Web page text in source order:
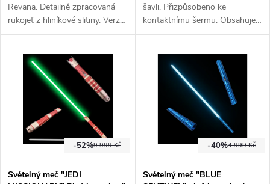
Revana. Detailně zpracovaná
rukojeť z hliníkové slitiny. Verze
RGB. Obsahuje několik
hlasitosti.
šavli. Přizpůsobeno ke
kontaktnímu šermu. Obsahuje
možnost změnit barvu,
9 999 Kč
-52%
Světelný meč "JEDI
4 999 Kč
-40%
Světelný meč "BLUE